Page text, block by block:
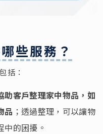
些服務？
括：
助客戶整理家中物品，如
品 ；透過整理，可以讓物
中的困擾。